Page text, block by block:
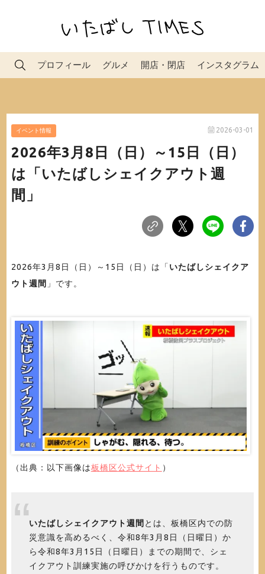
プロフィール グルメ 開店・閉店 インスタグラム
イベント情報 2026-03-01
2026年3月8日（日）～15日（日）
は「いたばしシェイクアウト週
間」
2026年3月8日（日）～15日（日）は「 いたばしシェイクア
ウト週間 」です。
（出典：以下画像は板橋区公式サイト ）
いたばしシェイクアウト週間 とは、板橋区内での防
災意識を高めるべく、令和8年3月8日（日曜日）か
ら令和8年3月15日（日曜日）までの期間で、シェ
イクアウト訓練実施の呼びかけを行うものです。